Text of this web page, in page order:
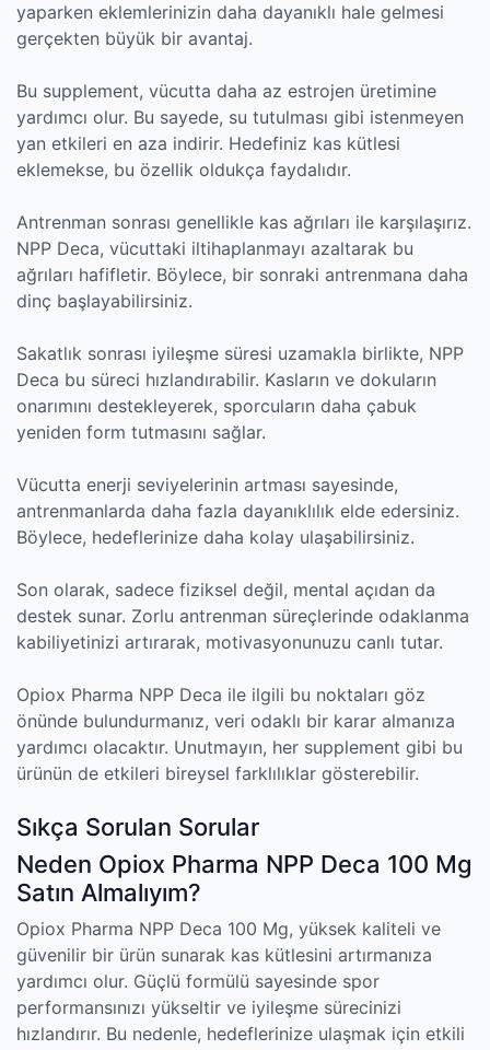
yaparken eklemlerinizin daha dayanıklı hale gelmesi
gerçekten büyük bir avantaj.
Bu supplement, vücutta daha az estrojen üretimine
yardımcı olur. Bu sayede, su tutulması gibi istenmeyen
yan etkileri en aza indirir. Hedefiniz kas kütlesi
eklemekse, bu özellik oldukça faydalıdır.
Antrenman sonrası genellikle kas ağrıları ile karşılaşırız.
NPP Deca, vücuttaki iltihaplanmayı azaltarak bu
ağrıları hafifletir. Böylece, bir sonraki antrenmana daha
dinç başlayabilirsiniz.
Sakatlık sonrası iyileşme süresi uzamakla birlikte, NPP
Deca bu süreci hızlandırabilir. Kasların ve dokuların
onarımını destekleyerek, sporcuların daha çabuk
yeniden form tutmasını sağlar.
Vücutta enerji seviyelerinin artması sayesinde,
antrenmanlarda daha fazla dayanıklılık elde edersiniz.
Böylece, hedeflerinize daha kolay ulaşabilirsiniz.
Son olarak, sadece fiziksel değil, mental açıdan da
destek sunar. Zorlu antrenman süreçlerinde odaklanma
kabiliyetinizi artırarak, motivasyonunuzu canlı tutar.
Opiox Pharma NPP Deca ile ilgili bu noktaları göz
önünde bulundurmanız, veri odaklı bir karar almanıza
yardımcı olacaktır. Unutmayın, her supplement gibi bu
ürünün de etkileri bireysel farklılıklar gösterebilir.
Sıkça Sorulan Sorular
Neden Opiox Pharma NPP Deca 100 Mg
Satın Almalıyım?
Opiox Pharma NPP Deca 100 Mg, yüksek kaliteli ve
güvenilir bir ürün sunarak kas kütlesini artırmanıza
yardımcı olur. Güçlü formülü sayesinde spor
performansınızı yükseltir ve iyileşme sürecinizi
hızlandırır. Bu nedenle, hedeflerinize ulaşmak için etkili